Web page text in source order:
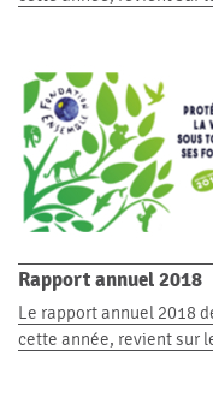
Rapport annuel 2018
Le rapport annuel 2018
cette année, revient sur